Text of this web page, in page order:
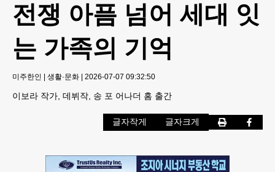
전쟁 아픔 넘어 세대 잇
는 가족의 기억
미주한인 | 생활·문화 | 2026-07-07 09:32:50
이보라 작가, 데뷔작, 송 포 어나더 홈 출간
글자작게 글자크게